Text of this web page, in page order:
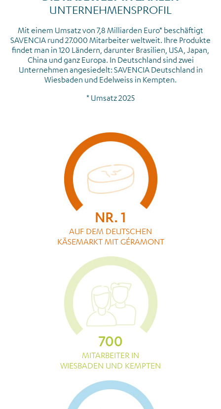
UNTERNEHMENSPROFIL
Mit einem Umsatz von 7,8 Milliarden Euro* beschäftigt
SAVENCIA rund 27.000 Mitarbeiter weltweit. Ihre Produkte
findet man in 120 Ländern, darunter Brasilien, USA, Japan,
China und ganz Europa. In Deutschland sind zwei
Unternehmen angesiedelt: SAVENCIA Deutschland in
Wiesbaden und Edelweiss in Kempten.
* Umsatz 2025
NR. 1
AUF DEM DEUTSCHEN
KÄSEMARKT MIT GÉRAMONT
700
MITARBEITER IN
WIESBADEN UND KEMPTEN